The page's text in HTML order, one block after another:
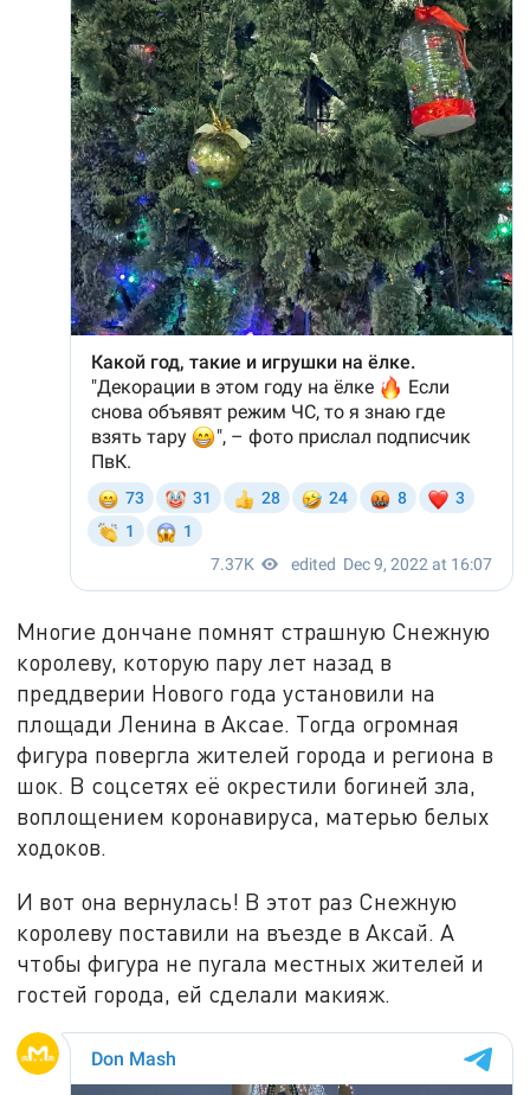
Многие дончане помнят страшную Снежную
королеву, которую пару лет назад в
преддверии Нового года установили на
площади Ленина в Аксае. Тогда огромная
фигура повергла жителей города и региона в
шок. В соцсетях её окрестили богиней зла,
воплощением коронавируса, матерью белых
ходоков.
И вот она вернулась! В этот раз Снежную
королеву поставили на въезде в Аксай. А
чтобы фигура не пугала местных жителей и
гостей города, ей сделали макияж.